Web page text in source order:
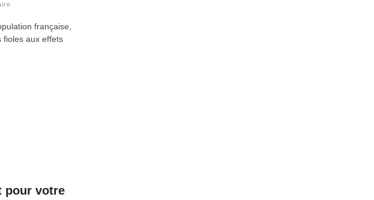
française,
fioles aux effets
pour votre